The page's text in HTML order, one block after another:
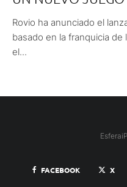
Rovio ha anunciado el
basado en la franquicia
el...
FACEBOOK X